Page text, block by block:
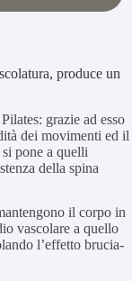
produce un
grazie ad esso
dei movimenti ed il
pone a quelli
della spina
il corpo in
vascolare a quello
l’effetto brucia-